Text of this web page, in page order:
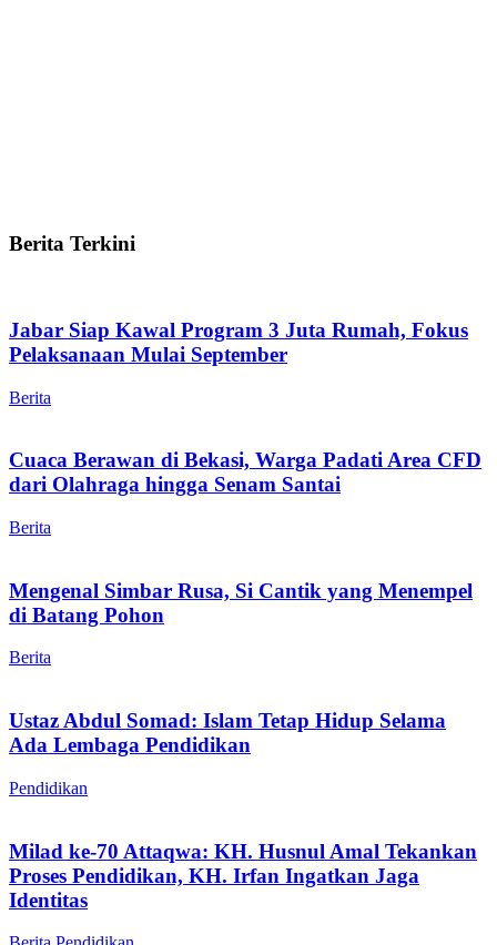
Berita Terkini
Jabar Siap Kawal Program 3 Juta Rumah, Fokus
Pelaksanaan Mulai September
Berita
Cuaca Berawan di Bekasi, Warga Padati Area CFD
dari Olahraga hingga Senam Santai
Berita
Mengenal Simbar Rusa, Si Cantik yang Menempel
di Batang Pohon
Berita
Ustaz Abdul Somad: Islam Tetap Hidup Selama
Ada Lembaga Pendidikan
Pendidikan
Milad ke-70 Attaqwa: KH. Husnul Amal Tekankan
Proses Pendidikan, KH. Irfan Ingatkan Jaga
Identitas